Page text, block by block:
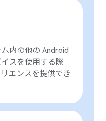
内の他の Android
スを使用する際
エンスを提供でき